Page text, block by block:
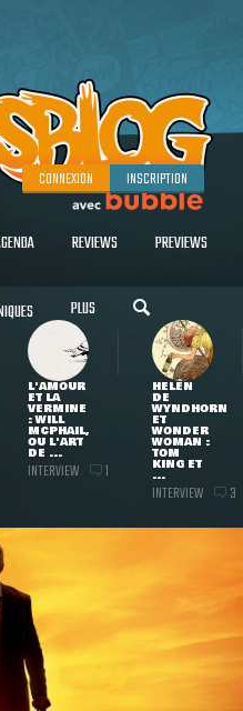
CONNEXION INSCRIPTION
REVIEWS PREVIEWS
PLUS
L'AMOUR
ET LA
VERMINE
: WILL
MCPHAIL,
OU L'ART
DE ...
INTERVIEW 1
HELEN
DE
WYNDHORN
ET
WONDER
WOMAN :
TOM
KING ET
...
INTERVIEW 3